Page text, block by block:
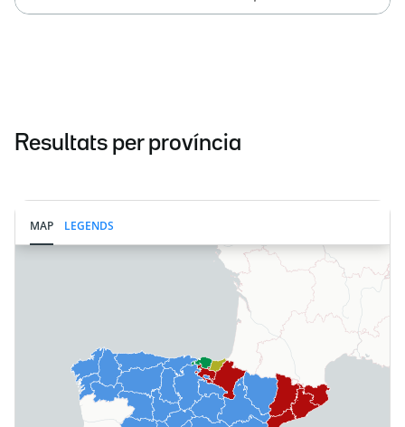
Resultats per província